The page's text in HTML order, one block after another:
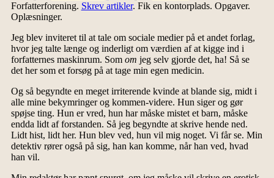
Forfatterforening. Skrev artikler. Fik en kontorplads. Opgaver.
Oplæsninger.
Jeg blev inviteret til at tale om sociale medier på et andet forlag,
hvor jeg talte længe og inderligt om værdien af at kigge ind i
forfatternes maskinrum. Som om jeg selv gjorde det, ha! Så se
det her som et forsøg på at tage min egen medicin.
Og så begyndte en meget irriterende kvinde at blande sig, midt i
alle mine bekymringer og kommen-videre. Hun siger og gør
spøjse ting. Hun er vred, hun har måske mistet et barn, måske
endda lidt af forstanden. Så jeg begyndte at skrive hende ned.
Lidt hist, lidt her. Hun blev ved, hun vil mig noget. Vi får se. Min
detektiv rører også på sig, han kan komme, når han ved, hvad
han vil.